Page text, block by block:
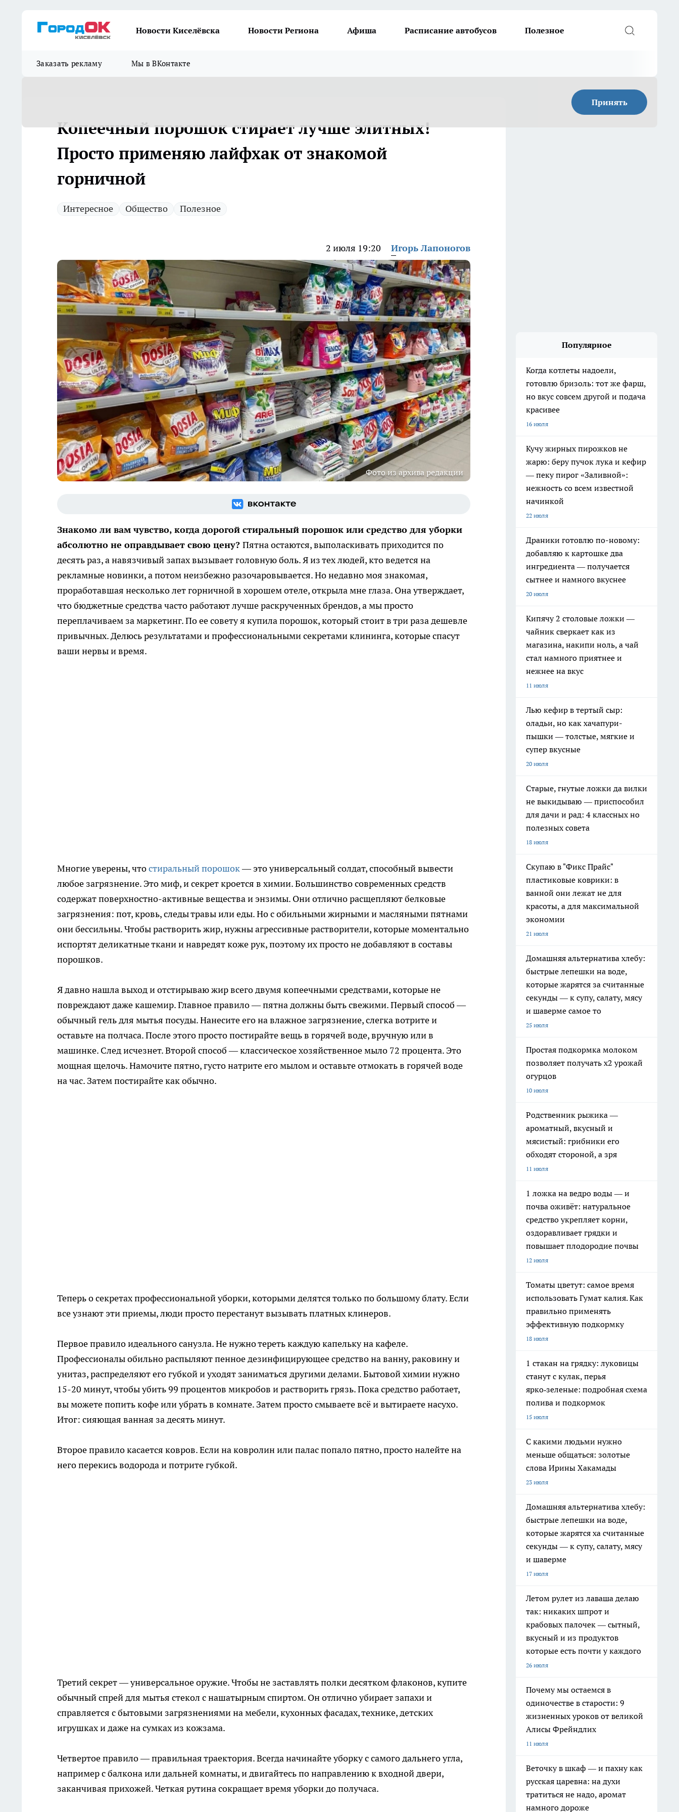
Новости Киселёвска Новости Региона Афиша Расписание автобусов Полезное
Заказать рекламу Мы в ВКонтакте
Принять
Копеечный порошок стирает лучше элитных!
Просто применяю лайфхак от знакомой
горничной
Интересное Общество Полезное
2 июля 19:20 Игорь Лапоногов
Фото из архива редакции
Знакомо ли вам чувство, когда дорогой стиральный порошок или средство для уборки
абсолютно не оправдывает свою цену? Пятна остаются, выполаскивать приходится по
десять раз, а навязчивый запах вызывает головную боль. Я из тех людей, кто ведется на
рекламные новинки, а потом неизбежно разочаровывается. Но недавно моя знакомая,
проработавшая несколько лет горничной в хорошем отеле, открыла мне глаза. Она утверждает,
что бюджетные средства часто работают лучше раскрученных брендов, а мы просто
переплачиваем за маркетинг. По ее совету я купила порошок, который стоит в три раза дешевле
привычных. Делюсь результатами и профессиональными секретами клининга, которые спасут
ваши нервы и время.
Многие уверены, чтостиральный порошок— это универсальный солдат, способный вывести
любое загрязнение. Это миф, и секрет кроется в химии. Большинство современных средств
содержат поверхностно-активные вещества и энзимы. Они отлично расщепляют белковые
загрязнения: пот, кровь, следы травы или еды. Но с обильными жирными и масляными пятнами
они бессильны. Чтобы растворить жир, нужны агрессивные растворители, которые моментально
испортят деликатные ткани и навредят коже рук, поэтому их просто не добавляют в составы
порошков.
Я давно нашла выход и отстирываю жир всего двумя копеечными средствами, которые не
повреждают даже кашемир. Главное правило — пятна должны быть свежими. Первый способ —
обычный гель для мытья посуды. Нанесите его на влажное загрязнение, слегка вотрите и
оставьте на полчаса. После этого просто постирайте вещь в горячей воде, вручную или в
машинке. След исчезнет. Второй способ — классическое хозяйственное мыло 72 процента. Это
мощная щелочь. Намочите пятно, густо натрите его мылом и оставьте отмокать в горячей воде
на час. Затем постирайте как обычно.
Теперь о секретах профессиональной уборки, которыми делятся только по большому блату. Если
все узнают эти приемы, люди просто перестанут вызывать платных клинеров.
Первое правило идеального санузла. Не нужно тереть каждую капельку на кафеле.
Профессионалы обильно распыляют пенное дезинфицирующее средство на ванну, раковину и
унитаз, распределяют его губкой и уходят заниматься другими делами. Бытовой химии нужно
15-20 минут, чтобы убить 99 процентов микробов и растворить грязь. Пока средство работает,
вы можете попить кофе или убрать в комнате. Затем просто смываете всё и вытираете насухо.
Итог: сияющая ванная за десять минут.
Второе правило касается ковров. Если на ковролин или палас попало пятно, просто налейте на
него перекись водорода и потрите губкой.
Третий секрет — универсальное оружие. Чтобы не заставлять полки десятком флаконов, купите
обычный спрей для мытья стекол с нашатырным спиртом. Он отлично убирает запахи и
справляется с бытовыми загрязнениями на мебели, кухонных фасадах, технике, детских
игрушках и даже на сумках из кожзама.
Четвертое правило — правильная траектория. Всегда начинайте уборку с самого дальнего угла,
например с балкона или дальней комнаты, и двигайтесь по направлению к входной двери,
заканчивая прихожей. Четкая рутина сокращает время уборки до получаса.
Популярное
Когда котлеты надоели,
готовлю бризоль: тот же фарш,
но вкус совсем другой и подача
красивее
16 июля
Кучу жирных пирожков не
жарю: беру пучок лука и кефир
— пеку пирог «Заливной»:
нежность со всем известной
начинкой
22 июля
Драники готовлю по-новому:
добавляю к картошке два
ингредиента — получается
сытнее и намного вкуснее
20 июля
Кипячу 2 столовые ложки —
чайник сверкает как из
магазина, накипи ноль, а чай
стал намного приятнее и
нежнее на вкус
11 июля
Лью кефир в тертый сыр:
оладьи, но как хачапури-
пышки — толстые, мягкие и
супер вкусные
20 июля
Старые, гнутые ложки да вилки
не выкидываю — приспособил
для дачи и рад: 4 классных но
полезных совета
18 июля
Скупаю в "Фикс Прайс"
пластиковые коврики: в
ванной они лежат не для
красоты, а для максимальной
экономии
21 июля
Домашняя альтернатива хлебу:
быстрые лепешки на воде,
которые жарятся за считанные
секунды — к супу, салату, мясу
и шаверме самое то
25 июля
Простая подкормка молоком
позволяет получать х2 урожай
огурцов
10 июля
Родственник рыжика —
ароматный, вкусный и
мясистый: грибники его
обходят стороной, а зря
11 июля
1 ложка на ведро воды — и
почва оживёт: натуральное
средство укрепляет корни,
оздоравливает грядки и
повышает плодородие почвы
12 июля
Томаты цветут: самое время
использовать Гумат калия. Как
правильно применять
эффективную подкормку
18 июля
1 стакан на грядку: луковицы
станут с кулак, перья
ярко‑зеленые: подробная схема
полива и подкормок
15 июля
С какими людьми нужно
меньше общаться: золотые
слова Ирины Хакамады
23 июля
Домашняя альтернатива хлебу:
быстрые лепешки на воде,
которые жарятся ха считанные
секунды — к супу, салату, мясу
и шаверме
17 июля
Летом рулет из лаваша делаю
так: никаких шпрот и
крабовых палочек — сытный,
вкусный и из продуктов
которые есть почти у каждого
26 июля
Почему мы остаемся в
одиночестве в старости: 9
жизненных уроков от великой
Алисы Фрейндлих
11 июля
Веточку в шкаф — и пахну как
русская царевна: на духи
тратиться не надо, аромат
намного дороже